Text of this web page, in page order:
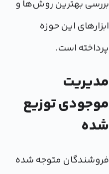
بررسی بهترین روش‌ها و
ابزارهای این حوزه
پرداخته است.
مدیریت
موجودی توزیع
شده
فروشندگان متوجه شده